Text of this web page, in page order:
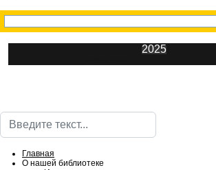
2025
Поиск
Главная
О нашей библиотеке